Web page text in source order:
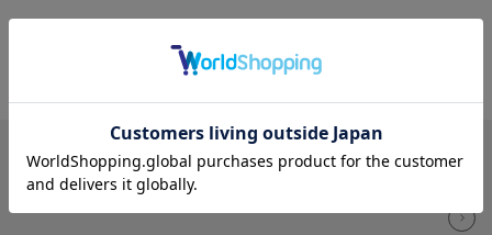
NEWSLETTER メルマガ登録